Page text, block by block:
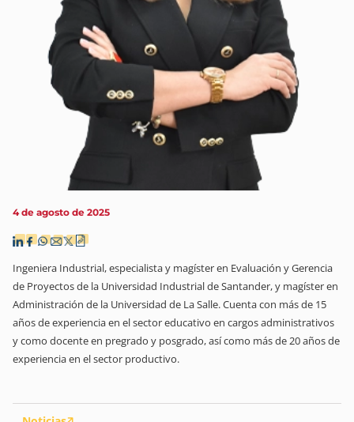
4 de agosto de 2025
Ingeniera Industrial, especialista y magíster en Evaluación y Gerencia
de Proyectos de la Universidad Industrial de Santander, y magíster en
Administración de la Universidad de La Salle. Cuenta con más de 15
años de experiencia en el sector educativo en cargos administrativos
y como docente en pregrado y posgrado, así como más de 20 años de
experiencia en el sector productivo.